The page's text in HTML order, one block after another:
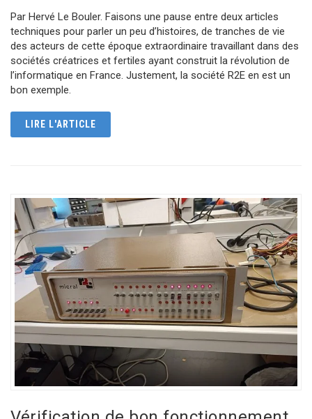
Par Hervé Le Bouler. Faisons une pause entre deux articles
techniques pour parler un peu d’histoires, de tranches de vie
des acteurs de cette époque extraordinaire travaillant dans des
sociétés créatrices et fertiles ayant construit la révolution de
l’informatique en France. Justement, la société R2E en est un
bon exemple.
LIRE L'ARTICLE